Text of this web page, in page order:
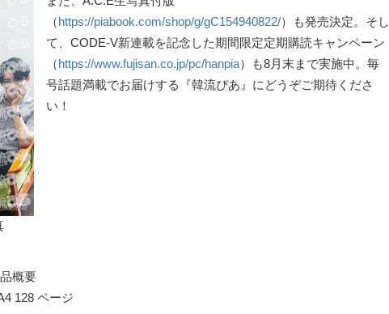
（https://piabook.com/shop/g/gC154940822/）も発売決定。そし
て、CODE-V新連載を記念した期間限定定期購読キャンペーン
（https://www.fujisan.co.jp/pc/hanpia）も8月末まで実施中。毎
号話題満載でお届けする『韓流ぴあ』にどうぞご期待くださ
い！
概要
128 ページ